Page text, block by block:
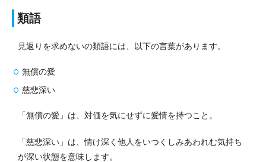
類語
見返りを求めないの類語には、以下の言葉があります。
無償の愛
慈悲深い
「無償の愛」は、対価を気にせずに愛情を持つこと。
「慈悲深い」は、情け深く他人をいつくしみあわれむ気持ち
が深い状態を意味します。